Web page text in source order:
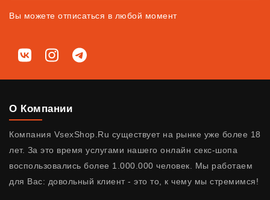
Вы можете отписаться в любой момент
Мы в соц. сетях
ВКонтактеInstagramTelegram
О Компании
Компания VsexShop.Ru существует на рынке уже более 18
лет. За это время услугами нашего онлайн секс-шопа
воспользовались более 1.000.000 человек. Мы работаем
для Вас: довольный клиент - это то, к чему мы стремимся!